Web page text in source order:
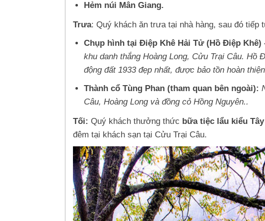
Hẻm núi Mân Giang.
Trưa: Quý khách ăn trưa tại nhà hàng, sau đó tiếp
Chụp hình tại Điệp Khê Hải Tử (Hồ Điệp Khê)
khu danh thắng Hoàng Long, Cửu Trại Câu.
động đất 1933 đẹp nhất, được bảo tồn hoàn
Thành cổ Tùng Phan (tham quan bên ngoài):
Câu, Hoàng Long và đồng cỏ Hồng Nguyên..
Tối: Quý khách thưởng thức bữa tiệc lẩu kiểu
đêm tại khách sạn tại Cửu Trại Câu.